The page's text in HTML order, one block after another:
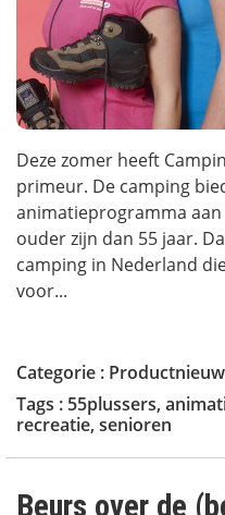
Deze zomer heeft
primeur. De camping
animatieprogramma
ouder zijn dan 55 jaar.
camping in Nederland
voor...
Categorie :
Tags : 55plussers,
recreatie, senioren
Beurs over de